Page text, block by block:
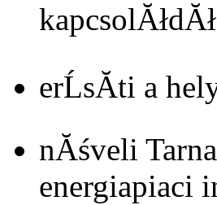
erĹsĂ­ti a
nĂśveli
energiapiaci